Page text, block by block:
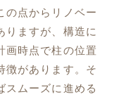
の点からリノベー
りますが、構造に
画時点で柱の位置
徴があります。そ
スムーズに進める